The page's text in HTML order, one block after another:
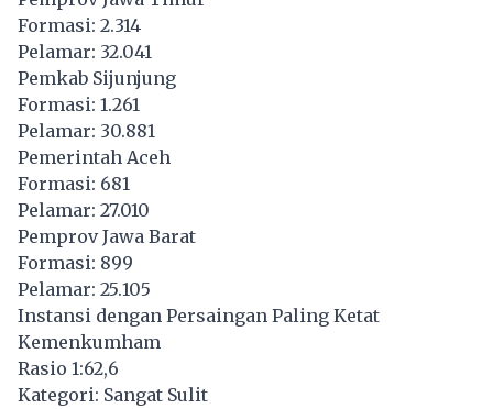
Formasi: 2.314
Pelamar: 32.041
Pemkab Sijunjung
Formasi: 1.261
Pelamar: 30.881
Pemerintah Aceh
Formasi: 681
Pelamar: 27.010
Pemprov Jawa Barat
Formasi: 899
Pelamar: 25.105
Instansi dengan Persaingan Paling Ketat
Kemenkumham
Rasio 1:62,6
Kategori: Sangat Sulit